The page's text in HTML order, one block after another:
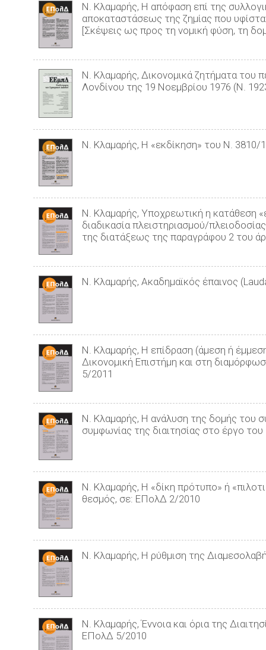
Ν. Κλαμαρής, Η απόφαση επί της
αποκαταστάσεως της ζημίας που
[Σκέψεις ως προς τη νομική φύση, τη
Ν. Κλαμαρής, Δικονομικά ζητήματα του
Λονδίνου της 19 Νοεμβρίου 1976 (Ν.
Ν. Κλαμαρής, Η «εκδίκηση» του Ν.
Ν. Κλαμαρής, Υποχρεωτική η κατάθεση
διαδικασία πλειστηριασμού/
της διατάξεως της παραγράφου 2 του
Ν. Κλαμαρής, Ακαδημαϊκός έπαινος
Ν. Κλαμαρής, Η επίδραση (άμεση ή
Δικονομική Επιστήμη και στη
5/2011
Ν. Κλαμαρής, H ανάλυση της δομής του
συμφωνίας της διαιτησίας στο έργο
Ν. Κλαμαρής, H «δίκη πρότυπο» ή
θεσμός, σε: ΕΠολΔ 2/2010
Ν. Κλαμαρής, Η ρύθμιση της
Ν. Κλαμαρής, Έννοια και όρια της
ΕΠολΔ 5/2010